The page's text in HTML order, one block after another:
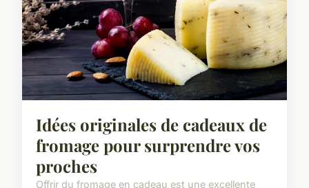
Idées originales de cadeaux de
fromage pour surprendre vos
proches
Offrir du fromage en cadeau est une excellente